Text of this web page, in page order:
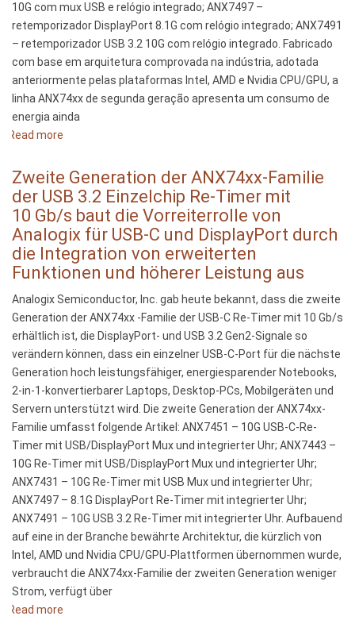
10G com mux USB e relógio integrado; ANX7497 –
retemporizador DisplayPort 8.1G com relógio integrado; ANX7491
– retemporizador USB 3.2 10G com relógio integrado. Fabricado
com base em arquitetura comprovada na indústria, adotada
anteriormente pelas plataformas Intel, AMD e Nvidia CPU/GPU, a
linha ANX74xx de segunda geração apresenta um consumo de
energia ainda
Read more
linha
de
retemporizadores
ANX74xx
de
segunda
geração
com
chip
simples
USB
3.2
de
10 Gbps
expande
a
posição
de
liderança
da
Analogix
em
USB-
C
Zweite Generation der ANX74xx-Familie
der USB 3.2 Einzelchip Re-Timer mit
10 Gb/s baut die Vorreiterrolle von
Analogix für USB-C und DisplayPort durch
die Integration von erweiterten
Funktionen und höherer Leistung aus
Analogix Semiconductor, Inc. gab heute bekannt, dass die zweite
Generation der ANX74xx -Familie der USB-C Re-Timer mit 10 Gb/s
erhältlich ist, die DisplayPort- und USB 3.2 Gen2-Signale so
verändern können, dass ein einzelner USB-C-Port für die nächste
Generation hoch leistungsfähiger, energiesparender Notebooks,
2-in-1-konvertierbarer Laptops, Desktop-PCs, Mobilgeräten und
Servern unterstützt wird. Die zweite Generation der ANX74xx-
Familie umfasst folgende Artikel: ANX7451 – 10G USB-C-Re-
Timer mit USB/DisplayPort Mux und integrierter Uhr; ANX7443 –
10G Re-Timer mit USB/DisplayPort Mux und integrierter Uhr;
ANX7431 – 10G Re-Timer mit USB Mux und integrierter Uhr;
ANX7497 – 8.1G DisplayPort Re-Timer mit integrierter Uhr;
ANX7491 – 10G USB 3.2 Re-Timer mit integrierter Uhr. Aufbauend
auf eine in der Branche bewährte Architektur, die kürzlich von
Intel, AMD und Nvidia CPU/GPU-Plattformen übernommen wurde,
verbraucht die ANX74xx-Familie der zweiten Generation weniger
Strom, verfügt über
Read more